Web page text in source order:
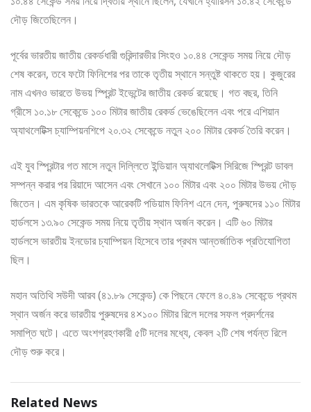
দৌড় জিতেছিলেন।
পূর্বের ভারতীয় জাতীয় রেকর্ডধারী গুরিন্দারভীর সিংহও ১০.৪৪ সেকেন্ড সময় নিয়ে দৌড়
শেষ করেন, তবে ফটো ফিনিশের পর তাকে তৃতীয় স্থানে সন্তুষ্ট থাকতে হয়। কুজুরের
নাম এখনও ভারতে উভয় স্প্রিন্ট ইভেন্টের জাতীয় রেকর্ড রয়েছে। গত বছর, তিনি
গ্রীসে ১০.১৮ সেকেন্ডে ১০০ মিটার জাতীয় রেকর্ড ভেঙেছিলেন এবং পরে এশিয়ান
অ্যাথলেটিক্স চ্যাম্পিয়নশিপে ২০.৩২ সেকেন্ডে নতুন ২০০ মিটার রেকর্ড তৈরি করেন।
এই যুব স্প্রিন্টার গত মাসে নতুন দিল্লিতে ইন্ডিয়ান অ্যাথলেটিক্স সিরিজে স্প্রিন্ট ডাবল
সম্পন্ন করার পর রিয়াদে আসেন এবং সেখানে ১০০ মিটার এবং ২০০ মিটার উভয় দৌড়
জিতেন। এম কৃষিক ভারতকে আরেকটি পডিয়াম ফিনিশ এনে দেন, পুরুষদের ১১০ মিটার
হার্ডলসে ১৩.৯০ সেকেন্ড সময় নিয়ে তৃতীয় স্থান অর্জন করেন। এটি ৬০ মিটার
হার্ডলসে ভারতীয় ইনডোর চ্যাম্পিয়ন হিসেবে তার প্রথম আন্তর্জাতিক প্রতিযোগিতা
ছিল।
মহান অতিথি সউদী আরব (৪১.৮৯ সেকেন্ড) কে পিছনে ফেলে ৪০.৪৯ সেকেন্ডে প্রথম
স্থান অর্জন করে ভারতীয় পুরুষদের ৪×১০০ মিটার রিলে দলের সফল প্রদর্শনের
সমাপ্তি ঘটে। এতে অংশগ্রহণকারী ৫টি দলের মধ্যে, কেবল ২টি শেষ পর্যন্ত রিলে
দৌড় শুরু করে।
Related News